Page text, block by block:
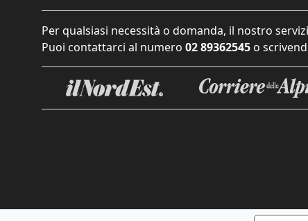
Per qualsiasi necessità o domanda, il nostro
Puoi contattarci al numero 02 89362545 o